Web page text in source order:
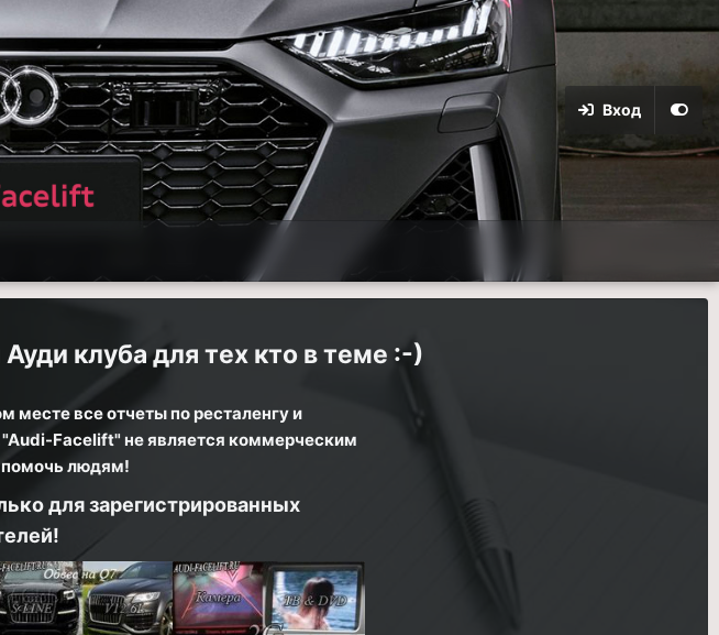
Вход
клуба для тех кто в теме :-)
месте все отчеты по ресталенгу и
Facelift" не является коммерческим
помочь людям!
для зарегистрированных